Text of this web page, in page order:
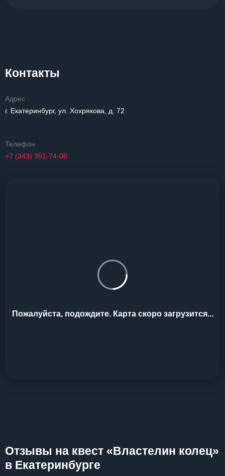
Контакты
Адрес
г. Екатеринбург, ул. Хохрякова, д. 72
Телефон
+7 (343) 351-74-08
Пожалуйста, подождите. Карта скоро загрузится...
Отзывы на квест «Властелин колец»
в Екатеринбурге